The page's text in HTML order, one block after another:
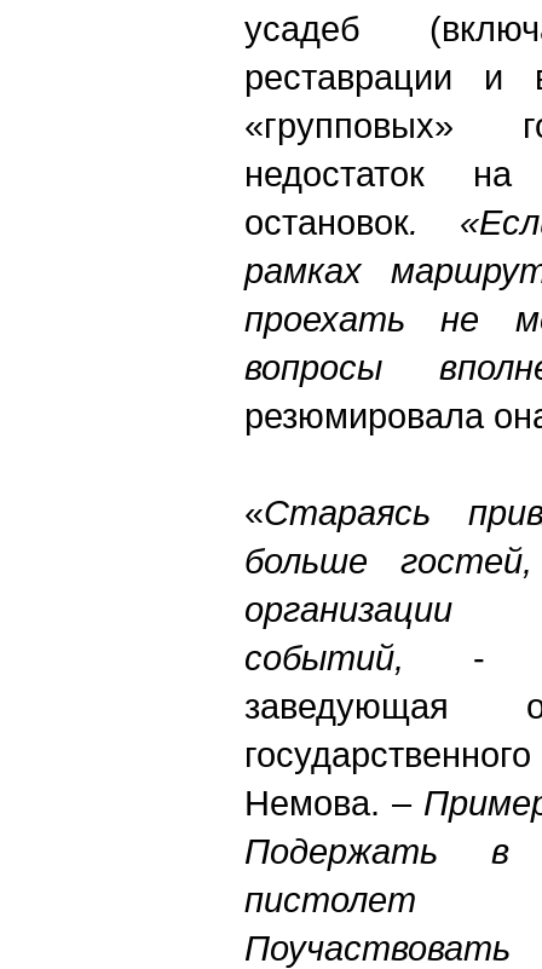
усадеб
реставрации и
«групповых»
недостаток
остановок.
рамках
проехать не
вопросы
резюмировала
«Стараясь
больше
событий, -
заведующая
Немова. –
Подержать в
пистолет